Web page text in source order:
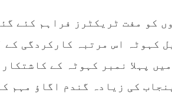
کہ ضلع راولپنڈی میں 4 کاشتکاروں کو مفت ٹریکٹرز
کہوٹہ اس مرتبہ کارکردگی کے
پہلا نمبر کہوٹہ کے
کی زیادہ گندم اگاؤ مہم